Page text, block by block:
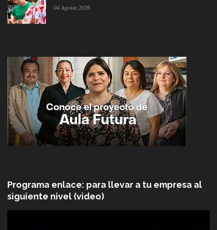
04 Agosto 2026
Programa enlace: para llevar a tu empresa al
siguiente nivel (video)